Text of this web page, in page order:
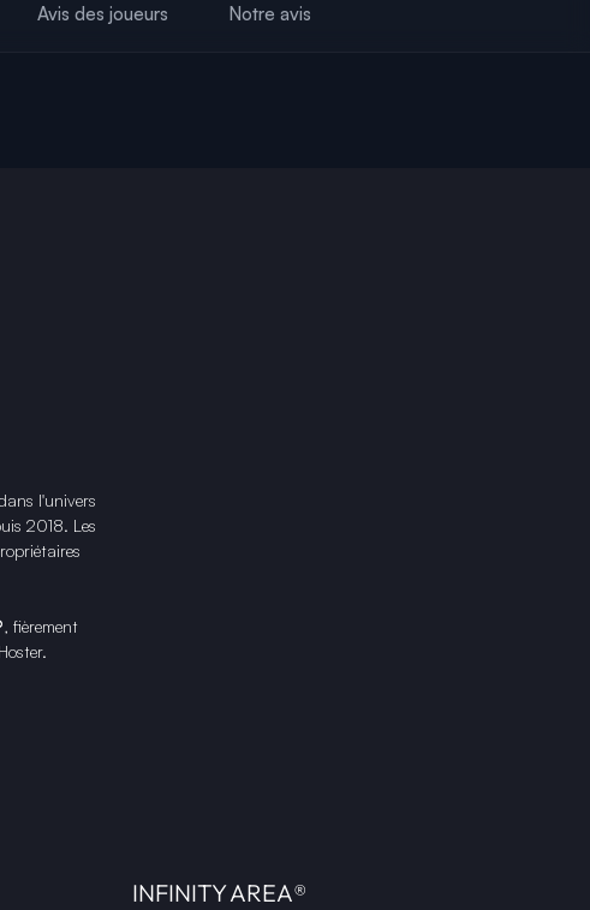
Avis des joueurs Notre avis
l'univers
2018. Les
, fièrement
.
INFINITY AREA®